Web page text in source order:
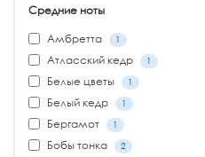
Средние ноты
Амбретта
1
Атласский кедр 1
Белые цветы 1
Белый кедр 1
Бергамот 1
Бобы тонка 2